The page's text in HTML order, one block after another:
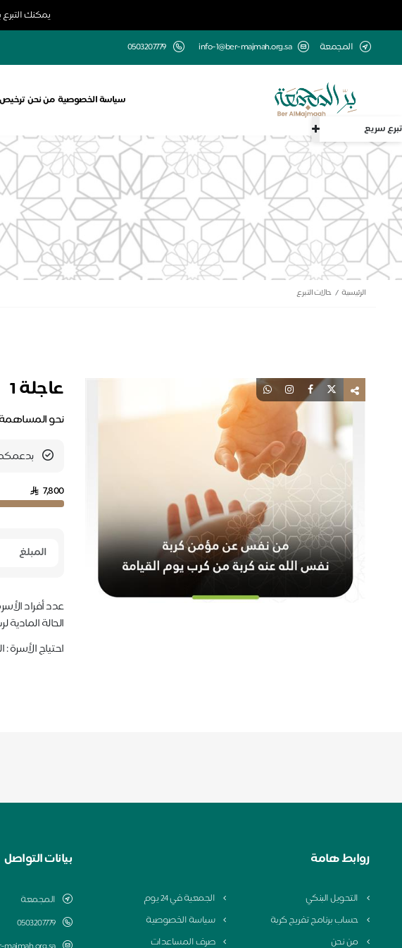
يمكنك
تبرع سريع
المجمعة info-1@ber-majmah.org.sa
0503207779
سياسة الخصوصية من نحن
الرئيسية حالات التبرع
عاجلة 1
نحو المساهمة
7,800
عدد أفراد
الحالة المادية
احتياج الأسرة
روابط هامة
التحويل البنكي
الجمعية في 24 يوم
حساب برنامج تفريج كربة
سياسة الخصوصية
من نحن
صرف المساعدات
بيانات التواصل
المجمعة
0503207779